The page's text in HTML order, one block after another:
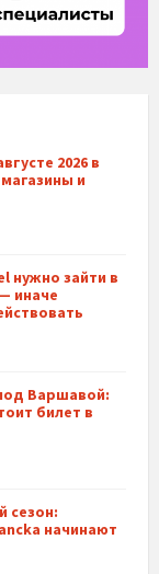
2026 в
и
нужно зайти в
иначе
Варшавой:
билет в
сезон:
начинают